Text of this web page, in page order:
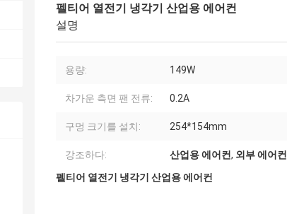
펠티어 열전기 냉각기 산업용 에어컨
설명
용량: 149W
차가운 측면 팬 전류: 0.2A
구멍 크기를 설치: 254*154mm
강조하다: 산업용 에어컨, 외부 에어컨
펠티어 열전기 냉각기 산업용 에어컨